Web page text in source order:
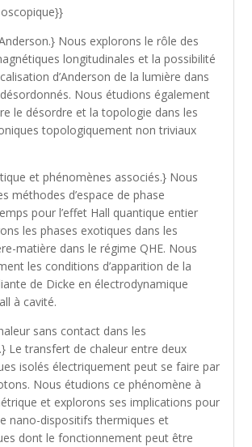
Nous explorons le rôle des
longitudinales et la possibilité
d’Anderson de la lumière dans
Nous étudions également
le désordre et la topologie dans les
topologiquement non triviaux
et phénomènes associés.} Nous
méthodes d’espace de phase
pour l’effet Hall quantique entier
les phases exotiques dans les
matière dans le régime QHE. Nous
les conditions d’apparition de la
de Dicke en électrodynamique
à cavité.
sans contact dans les
Le transfert de chaleur entre deux
isolés électriquement peut se faire par
Nous étudions ce phénomène à
et explorons ses implications pour
nano-dispositifs thermiques et
dont le fonctionnement peut être